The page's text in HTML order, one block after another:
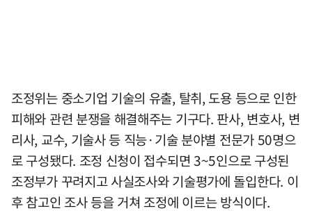
조정위는 중소기업 기술의 유출, 탈취, 도용 등으로 인한
피해와 관련 분쟁을 해결해주는 기구다. 판사, 변호사, 변
리사, 교수, 기술사 등 직능·기술 분야별 전문가 50명으
로 구성됐다. 조정 신청이 접수되면 3~5인으로 구성된
조정부가 꾸려지고 사실조사와 기술평가에 돌입한다. 이
후 참고인 조사 등을 거쳐 조정에 이르는 방식이다.